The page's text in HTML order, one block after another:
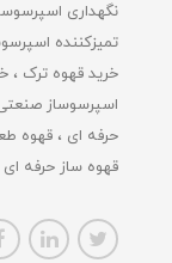
نگهداری
تمیزکننده
خرید قهوه ترک
اسپرسوساز
حرفه ای
قهوه
قهوه ساز حرفه ای